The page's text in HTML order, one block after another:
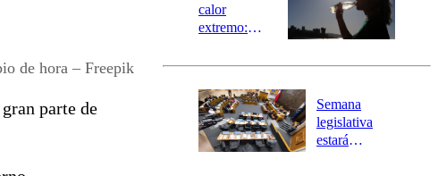
de hora – Freepik
parte de
calor
extremo:
activa Alerta
Preventiva en
tres comunas
Semana
legislativa
estará